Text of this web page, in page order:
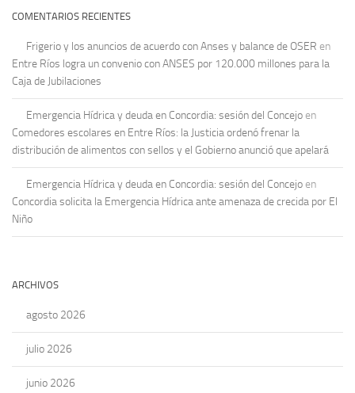
COMENTARIOS RECIENTES
Frigerio y los anuncios de acuerdo con Anses y balance de OSER en
Entre Ríos logra un convenio con ANSES por 120.000 millones para la
Caja de Jubilaciones
Emergencia Hídrica y deuda en Concordia: sesión del Concejo en
Comedores escolares en Entre Ríos: la Justicia ordenó frenar la
distribución de alimentos con sellos y el Gobierno anunció que apelará
Emergencia Hídrica y deuda en Concordia: sesión del Concejo en
Concordia solicita la Emergencia Hídrica ante amenaza de crecida por El
Niño
ARCHIVOS
agosto 2026
julio 2026
junio 2026